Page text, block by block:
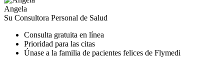
Angela
Su Consultora Personal de Salud
Consulta gratuita en línea
Prioridad para las citas
Únase a la familia de pacientes felices de Flymedi